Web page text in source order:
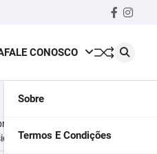
FALE CONOSCO
Sobre
Termos E Condições
a segunda temporada de